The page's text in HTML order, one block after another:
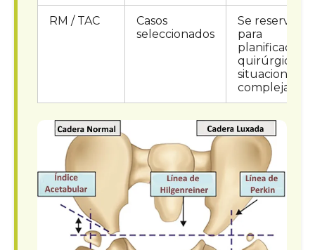
RM / TAC
Casos
seleccionados
Se reservan
para
planificación
quirúrgica o
situaciones
complejas.